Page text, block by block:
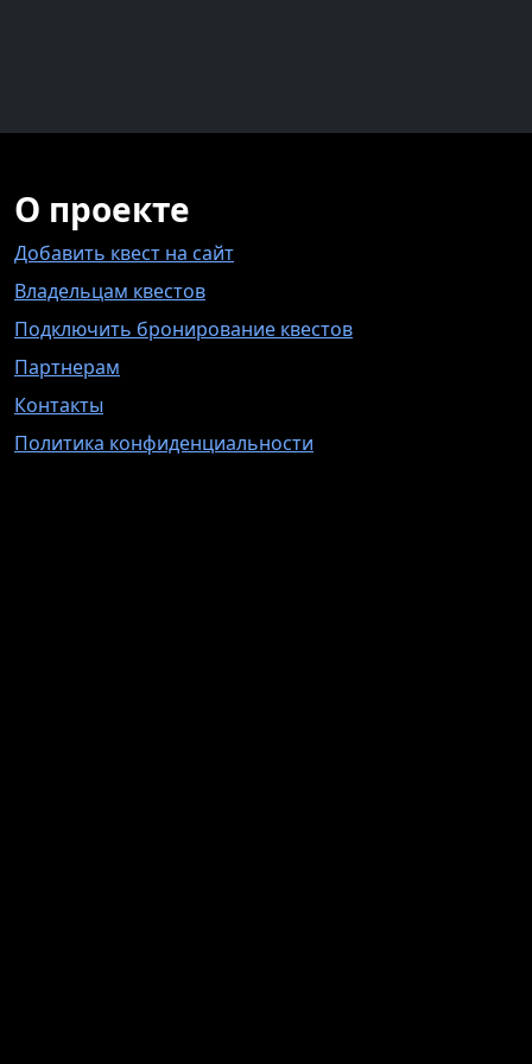
О проекте
Добавить квест на сайт
Владельцам квестов
Подключить бронирование квестов
Партнерам
Контакты
Политика конфиденциальности